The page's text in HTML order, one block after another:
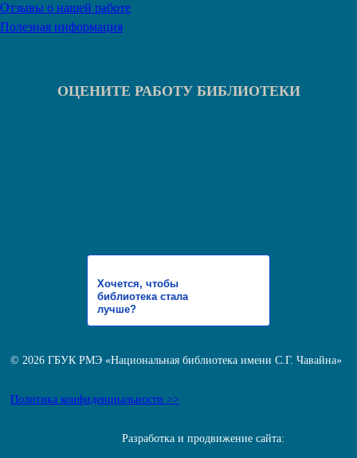
Отзывы о нашей работе
Полезная информация
ОЦЕНИТЕ РАБОТУ БИБЛИОТЕКИ
Хочется, чтобы
библиотека стала
лучше?
© 2026 ГБУК РМЭ «Национальная библиотека имени С.Г. Чавайна»
Политика конфиденциальности >>
Разработка и продвижение сайта: